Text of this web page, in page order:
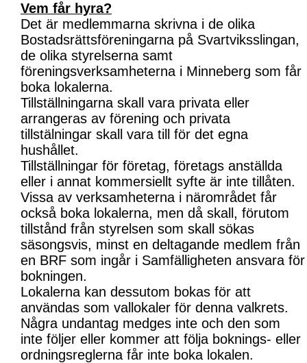
Vem får hyra?
Det är medlemmarna skrivna i de olika
Bostadsrättsföreningarna på Svartviksslingan,
de olika styrelserna samt
föreningsverksamheterna i Minneberg som får
boka lokalerna.
Tillställningarna skall vara privata eller
arrangeras av förening och privata
tillstälningar skall vara till för det egna
hushållet.
Tillställningar för företag, företags anställda
eller i annat kommersiellt syfte är inte tillåten.
Vissa av verksamheterna i närområdet får
också boka lokalerna, men då skall, förutom
tillstånd från styrelsen som skall sökas
säsongsvis, minst en deltagande medlem från
en BRF som ingår i Samfälligheten ansvara för
bokningen.
Lokalerna kan dessutom bokas för att
användas som vallokaler för denna valkrets.
Några undantag medges inte och den som
inte följer eller kommer att följa boknings- eller
ordningsreglerna får inte boka lokalen.